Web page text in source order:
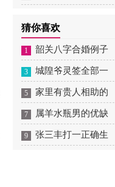
猜你喜欢
1 韶关八字合婚例子
多吗 韶关八字测风水
3 城隍爷灵签全部一
百签 城隍爷灵签解签大
全
5 家里有贵人相助的
风水 家里有贵人是什么
意思
7 属羊水瓶男的优缺
点 属羊水瓶座男生性格
9 张三丰打一正确生